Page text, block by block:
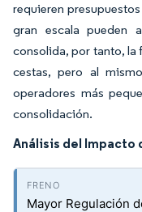
requieren
gran escala pueden
consolida, por tanto, la
cestas, pero al
operadores más
consolidación.
Análisis del Impacto
Mayor Regulación